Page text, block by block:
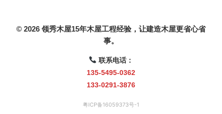
© 2026 领秀木屋15年木屋工程经验，让建造木屋更省心省
事。
联系电话：
135-5495-0362
133-0291-3876
粤ICP备16059373号-1